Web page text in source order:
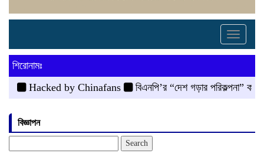
Toggle
শিরোনামঃ
Hacked by Chinafans
বিএনপি’র “দেশ গড়ার পরিকল্পনা” কর্মসূচী
বিজ্ঞাপন
for: